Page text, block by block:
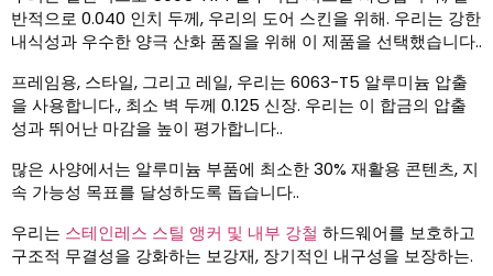
반적으로 0.040 인치 두께, 우리의 도어 스킨을 위해. 우리는 강한
내식성과 우수한 양극 산화 품질을 위해 이 제품을 선택했습니다..
프레임용, 스타일, 그리고 레일, 우리는 6063-T5 알루미늄 압출
을 사용합니다., 최소 벽 두께 0.125 신장. 우리는 이 합금의 압출
성과 뛰어난 마감을 높이 평가합니다..
많은 사양에서는 알루미늄 부품에 최소한 30% 재활용 콘텐츠, 지
속 가능성 목표를 달성하도록 돕습니다..
우리는 스테인레스 스틸 앵커 및 내부 강철 하드웨어를 보호하고
구조적 무결성을 강화하는 보강재, 장기적인 내구성을 보장하는.